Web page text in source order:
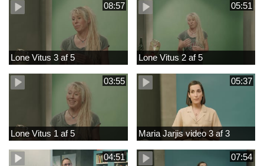
08:57
Lone Vitus 3 af 5
05:51
Lone Vitus 2 af 5
03:55
Lone Vitus 1 af 5
05:37
Maria Jarjis video 3 af 3
04:51 07:54